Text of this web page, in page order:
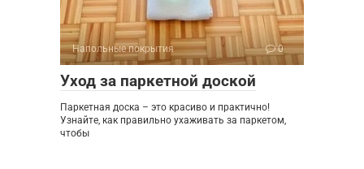
Напольные покрытия 0
Уход за паркетной доской
Паркетная доска – это красиво и практично!
Узнайте, как правильно ухаживать за паркетом,
чтобы